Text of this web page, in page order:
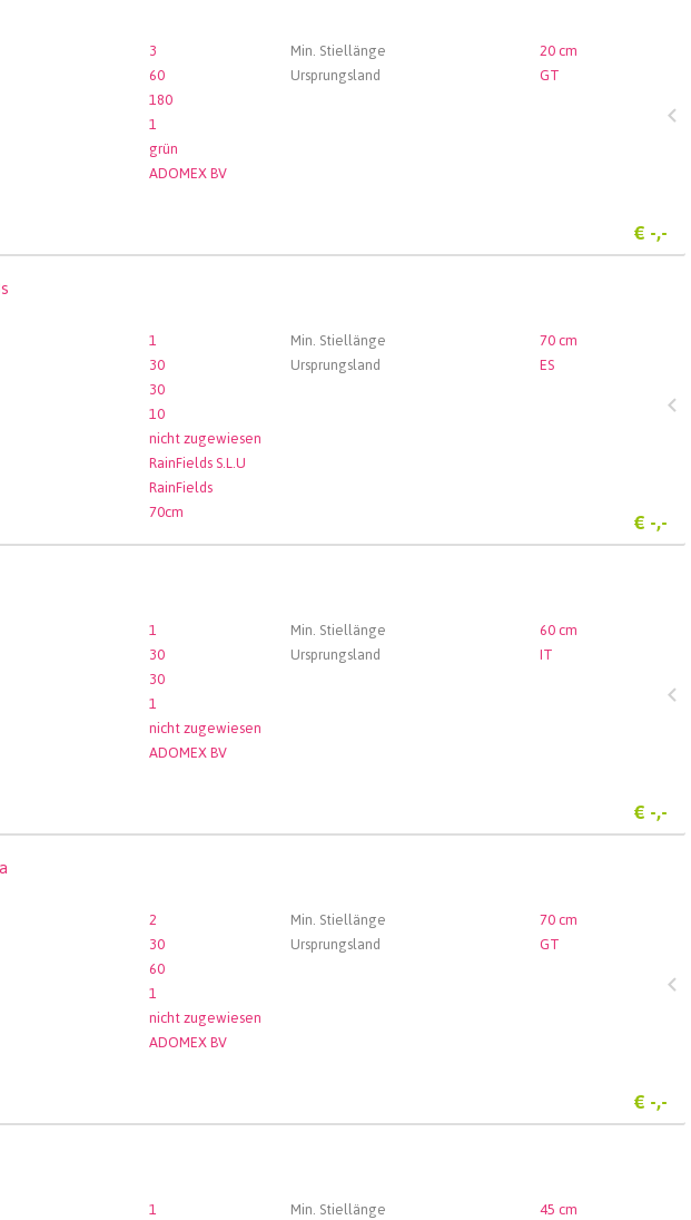
3 Min. Stiellänge
20 cm
60 Ursprungsland
GT
180
1
grün
ADOMEX BV
€ -,-
1 Min. Stiellänge
70 cm
30 Ursprungsland
ES
30
10
nicht zugewiesen
RainFields S.L.U
RainFields
70cm € -,-
1 Min. Stiellänge
60 cm
30 Ursprungsland
IT
30
1
nicht zugewiesen
ADOMEX BV
€ -,-
2 Min. Stiellänge
70 cm
30 Ursprungsland
GT
60
1
nicht zugewiesen
ADOMEX BV
€ -,-
1 Min. Stiellänge
45 cm